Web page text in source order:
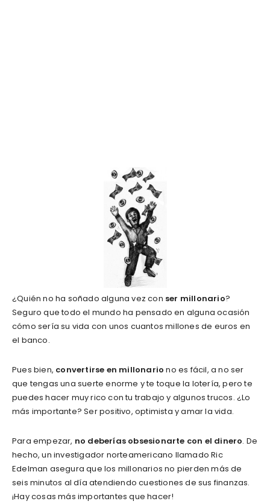
¿Quién no ha soñado alguna vez con ser millonario?
Seguro que todo el mundo ha pensado en alguna ocasión
cómo sería su vida con unos cuantos millones de euros en
el banco.
Pues bien, convertirse en millonario no es fácil, a no ser
que tengas una suerte enorme y te toque la lotería, pero te
puedes hacer muy rico con tu trabajo y algunos trucos. ¿Lo
más importante? Ser positivo, optimista y amar la vida.
Para empezar, no deberías obsesionarte con el dinero. De
hecho, un investigador norteamericano llamado Ric
Edelman asegura que los millonarios no pierden más de
seis minutos al día atendiendo cuestiones de sus finanzas.
¡Hay cosas más importantes que hacer!